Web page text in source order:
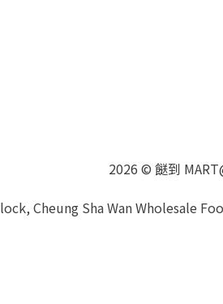
2026 © 餸到
Cheung Sha Wan Wholesale